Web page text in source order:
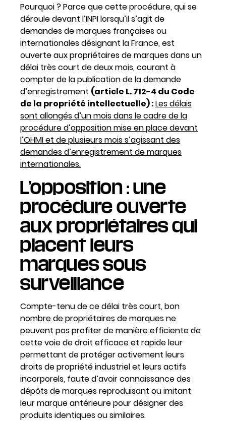
Pourquoi ? Parce que cette procédure, qui se
déroule devant l’INPI lorsqu’il s’agit de
demandes de marques françaises ou
internationales désignant la France, est
ouverte aux propriétaires de marques dans un
délai très court de deux mois, courant à
compter de la publication de la demande
d’enregistrement (article L. 712-4 du Code
de la propriété intellectuelle) :Les délais
sont allongés d’un mois dans le cadre de la
procédure d’opposition mise en place devant
l’OHMI et de plusieurs mois s’agissant des
demandes d’enregistrement de marques
internationales.
L’opposition : une
procédure ouverte
aux propriétaires qui
placent leurs
marques sous
surveillance
Compte-tenu de ce délai très court, bon
nombre de propriétaires de marques ne
peuvent pas profiter de manière efficiente de
cette voie de droit efficace et rapide leur
permettant de protéger activement leurs
droits de propriété industriel et leurs actifs
incorporels, faute d’avoir connaissance des
dépôts de marques reproduisant ou imitant
leur marque antérieure pour désigner des
produits identiques ou similaires.